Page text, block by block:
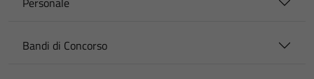
Bandi di Concorso